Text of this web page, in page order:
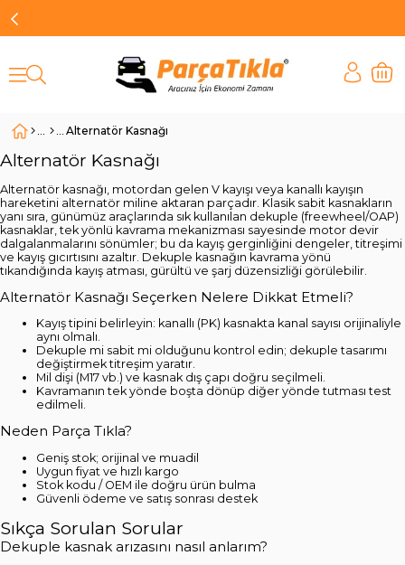
Alternatör Kasnağı
Alternatör Kasnağı
Alternatör kasnağı, motordan gelen V kayışı veya kanallı kayışın
hareketini alternatör miline aktaran parçadır. Klasik sabit kasnakların
yanı sıra, günümüz araçlarında sık kullanılan dekuple (freewheel/OAP)
kasnaklar, tek yönlü kavrama mekanizması sayesinde motor devir
dalgalanmalarını sönümler; bu da kayış gerginliğini dengeler, titreşimi
ve kayış gıcırtısını azaltır. Dekuple kasnağın kavrama yönü
tıkandığında kayış atması, gürültü ve şarj düzensizliği görülebilir.
Alternatör Kasnağı Seçerken Nelere Dikkat Etmeli?
Kayış tipini belirleyin: kanallı (PK) kasnakta kanal sayısı orijinaliyle
aynı olmalı.
Dekuple mi sabit mi olduğunu kontrol edin; dekuple tasarımı
değiştirmek titreşim yaratır.
Mil dişi (M17 vb.) ve kasnak dış çapı doğru seçilmeli.
Kavramanın tek yönde boşta dönüp diğer yönde tutması test
edilmeli.
Neden Parça Tıkla?
Geniş stok; orijinal ve muadil
Uygun fiyat ve hızlı kargo
Stok kodu / OEM ile doğru ürün bulma
Güvenli ödeme ve satış sonrası destek
Sıkça Sorulan Sorular
Dekuple kasnak arızasını nasıl anlarım?